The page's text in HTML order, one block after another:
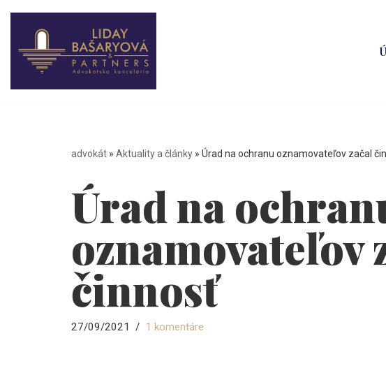
Preskočiť
advokát » Aktuality a články » Úrad na ochranu oznamovateľov začal
Úrad na
oznamovateľov
činnosť
27/09/2021 1 komentáre